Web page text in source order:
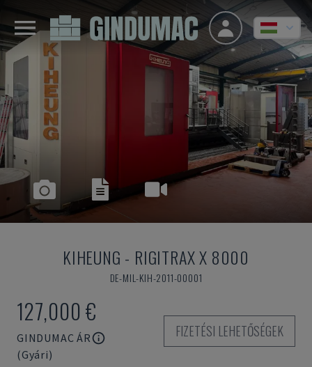
KIHEUNG - RIGITRAX X 8000
DE-MIL-KIH-2011-00001
127,000 €
GINDUMAC ÁR
(Gyári)
FIZETÉSI LEHETŐSÉGEK